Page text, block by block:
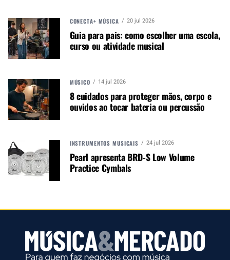
Autor:Redação M&M
Música &amp; Mercado é uma
publicação empenhada em
indústria de áudio profissional,
iluminação e instrumentos
musicais. Nós amamos o que
A MÚSICA & MERCADO ESTÁ NO WHATSAPP!
Noticias que ajudam seu trabalho com a música.
TÓPICOS RELACIONADOS:
ANATEL
MICROFONES HOMOLOGADOS
MICROFONES NAO HOMOLOGADOS
CONECTA+ MÚSICA 20 jul 2026
Guia para pais: como escolher uma escola,
curso ou atividade musical
MÚSICO 14 jul 2026
8 cuidados para proteger mãos, corpo e
ouvidos ao tocar bateria ou percussão
INSTRUMENTOS MUSICAIS 24 jul 2026
Pearl apresenta BRD-S Low Volume
Practice Cymbals